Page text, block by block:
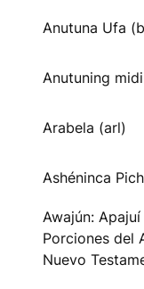
Anutuna Ufa
Anutuning
Arabela (arl)
Ashéninca
Awajún:
Porciones del
Nuevo